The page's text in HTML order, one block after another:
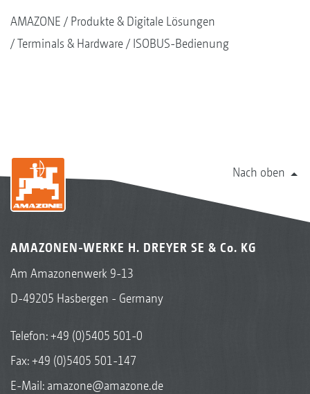
AMAZONE
Produkte & Digitale Lösungen
Terminals & Hardware
ISOBUS-Bedienung
Nach oben
AMAZONEN-WERKE H. DREYER SE & Co. KG
Am Amazonenwerk 9-13
D-49205 Hasbergen - Germany
Telefon:+49 (0)5405 501-0
Fax: +49 (0)5405 501-147
E-Mail: amazone@amazone.de